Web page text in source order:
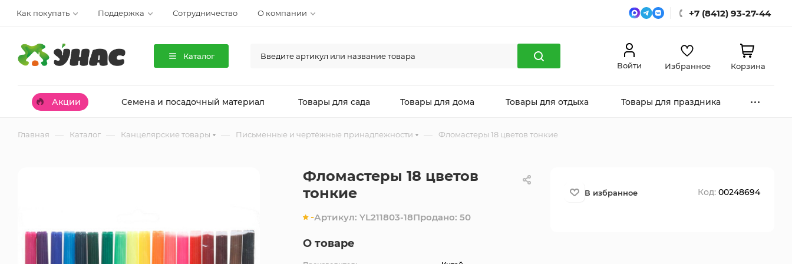
Как покупать Поддержка Сотрудничество О компании +7 (8412) 93-27-44
Каталог
Войти
Избранное Корзина
Акции Семена и посадочный материал Товары для сада Товары для дома Товары для отдыха Товары для праздника
Главная — Каталог — Канцелярские товары — Письменные и чертёжные принадлежности — Фломастеры 18 цветов тонкие
Фломастеры 18 цветов
тонкие
-Артикул: YL211803-18Продано: 50
О товаре
Код: 00248694